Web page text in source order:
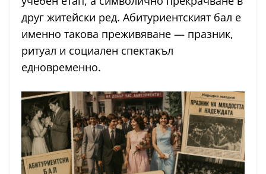
друг житейски ред. Абитуриентският бал е
именно такова преживяване — празник,
ритуал и социален спектакъл
едновременно.